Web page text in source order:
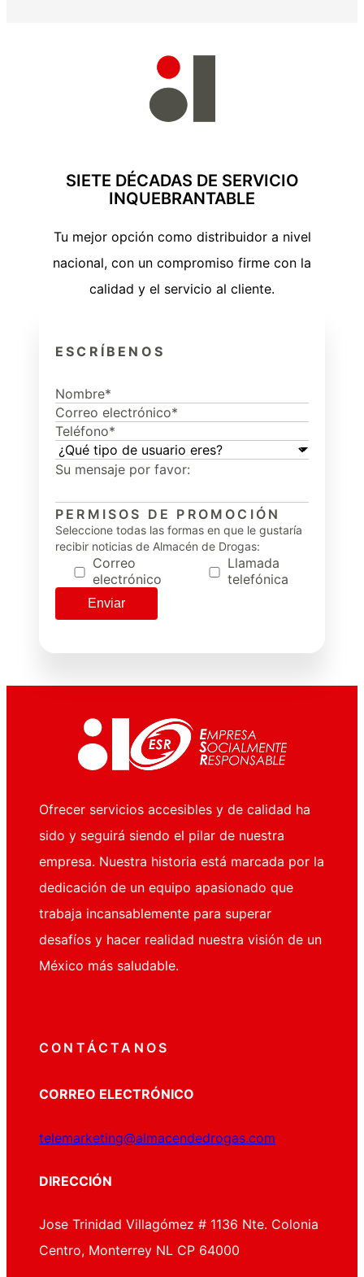
SIETE DÉCADAS DE SERVICIO
INQUEBRANTABLE
Tu mejor opción como distribuidor a nivel
nacional, con un compromiso firme con la
calidad y el servicio al cliente.
ESCRÍBENOS
PERMISOS DE PROMOCIÓN
Seleccione todas las formas en que le gustaría
recibir noticias de Almacén de Drogas:
Correo
electrónico
Llamada
telefónica
Ofrecer servicios accesibles y de calidad ha
sido y seguirá siendo el pilar de nuestra
empresa. Nuestra historia está marcada por la
dedicación de un equipo apasionado que
trabaja incansablemente para superar
desafíos y hacer realidad nuestra visión de un
México más saludable.
CONTÁCTANOS
CORREO ELECTRÓNICO
telemarketing@almacendedrogas.com
DIRECCIÓN
Jose Trinidad Villagómez # 1136 Nte. Colonia
Centro, Monterrey NL CP 64000